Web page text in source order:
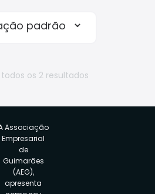
os 2 resultados
Associação
Empresarial
de
Guimarães
(AEG),
apresenta